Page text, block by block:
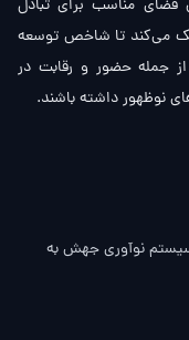
فضای مناسب برای تبادل
کمک می‌کند تا شاخص توسعه
جمله حضور و رقابت در
نوظهور داشته باشند.
نوآوری جهش به